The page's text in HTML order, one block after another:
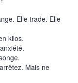
Elle trade. Elle
kilos.
Mais ne